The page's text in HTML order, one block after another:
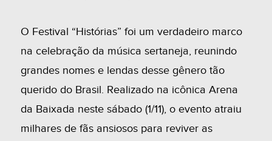
O Festival “Histórias” foi um verdadeiro marco
na celebração da música sertaneja, reunindo
grandes nomes e lendas desse gênero tão
querido do Brasil. Realizado na icônica Arena
da Baixada neste sábado (1/11), o evento atraiu
milhares de fãs ansiosos para reviver as